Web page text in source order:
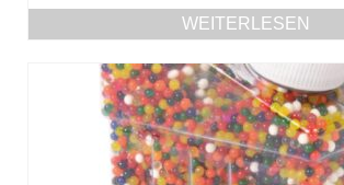
WEITERLESEN